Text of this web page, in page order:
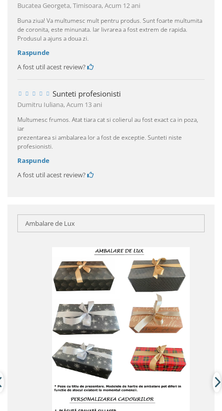
Bucatea Georgeta, Timisoara,Acum 12 ani
Buna ziua! Va multumesc mult pentru produs. Sunt foarte multumita
de coronita, este minunata. Iar livrarea a fost extrem de rapida.
Produsul a ajuns a doua zi.
Raspunde
A fost util acest review?
Sunteti profesionisti
Dumitru Iuliana,Acum 13 ani
Multumesc frumos. Atat tiara cat si colierul au fost exact ca in poza,
iar
prezentarea si ambalarea lor a fost de exceptie. Sunteti niste
profesionisti.
Raspunde
A fost util acest review?
Ambalare de Lux